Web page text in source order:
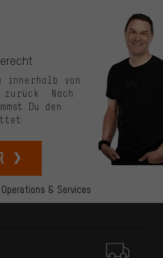
Operations & Services
innerhalb von
zurück. Nach
Du den